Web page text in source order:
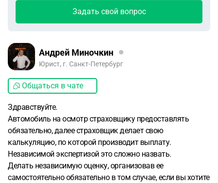
Задать свой вопрос
Андрей Миночкин
Юрист, г. Санкт-Петербург
Общаться в чате
Здравствуйте.
Автомобиль на осмотр страховщику предоставлять
обязательно, далее страховщик делает свою
калькуляцию, по которой производит выплату.
Независимой экспертизой это сложно назвать.
Делать независимую оценку, организовав ее
самостоятельно обязательно в том случае, если вы хотите